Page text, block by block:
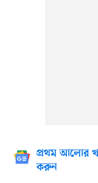
প্রথম আলোর
করুন